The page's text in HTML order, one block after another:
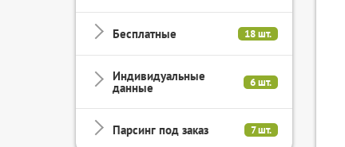
Бесплатные 18 шт.
Индивидуальные
данные 6 шт.
Парсинг под заказ 7 шт.